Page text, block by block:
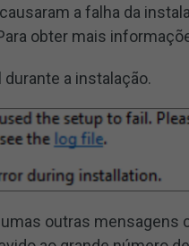
a falha da
obter mais
a instalação.
outras mensagens